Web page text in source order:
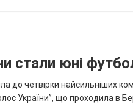
стали юні
четвірки найсильніших
України”, що проходила в